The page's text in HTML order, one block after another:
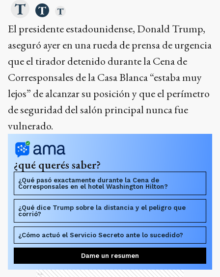
El presidente estadounidense, Donald Trump,
aseguró ayer en una rueda de prensa de urgencia
que el tirador detenido durante la Cena de
Corresponsales de la Casa Blanca “estaba muy
lejos” de alcanzar su posición y que el perímetro
de seguridad del salón principal nunca fue
vulnerado.
¿qué querés saber?
¿Qué pasó exactamente durante la Cena de
Corresponsales en el hotel Washington Hilton?
¿Qué dice Trump sobre la distancia y el peligro que
corrió?
¿Cómo actuó el Servicio Secreto ante lo sucedido?
Dame un resumen
Ads